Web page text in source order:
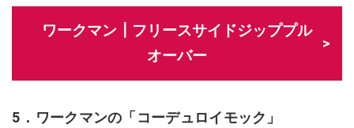
ワークマン┃フリースサイドジッププル
オーバー
5．ワークマンの「コーデュロイモック」